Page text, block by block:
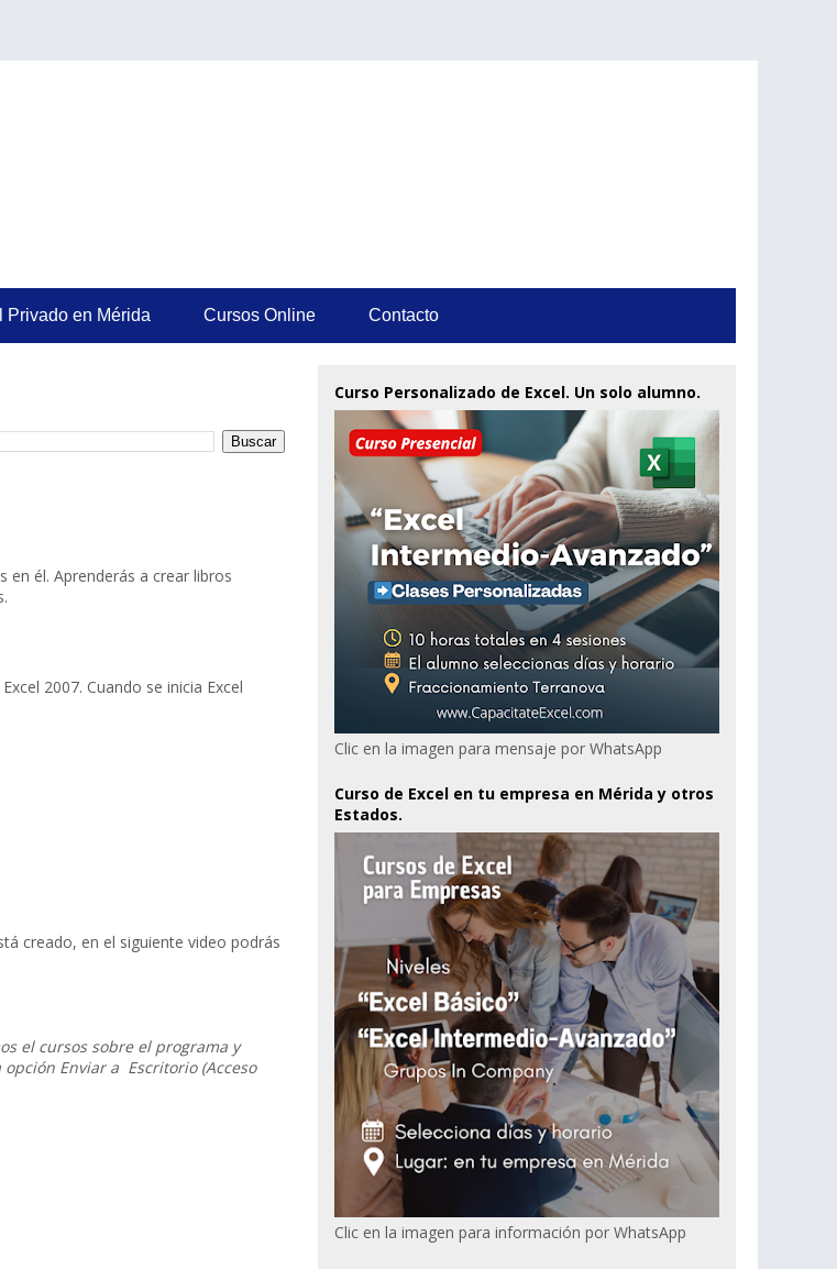
Privado en Mérida Cursos Online Contacto
él. Aprenderás a crear libros
2007. Cuando se inicia Excel
creado, en el siguiente video podrás
el cursos sobre el programa y
Enviar a Escritorio (Acceso
Curso Personalizado de Excel. Un solo alumno.
Clic en la imagen para mensaje por WhatsApp
Curso de Excel en tu empresa en Mérida y otros
Estados.
Clic en la imagen para información por WhatsApp